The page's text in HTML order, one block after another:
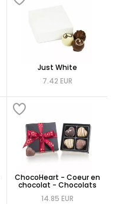
Just White
7.42 EUR
ChocoHeart - Coeur en
chocolat - Chocolats
14.85 EUR